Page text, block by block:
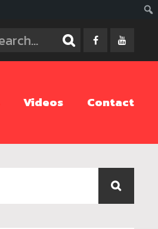
Videos Contact